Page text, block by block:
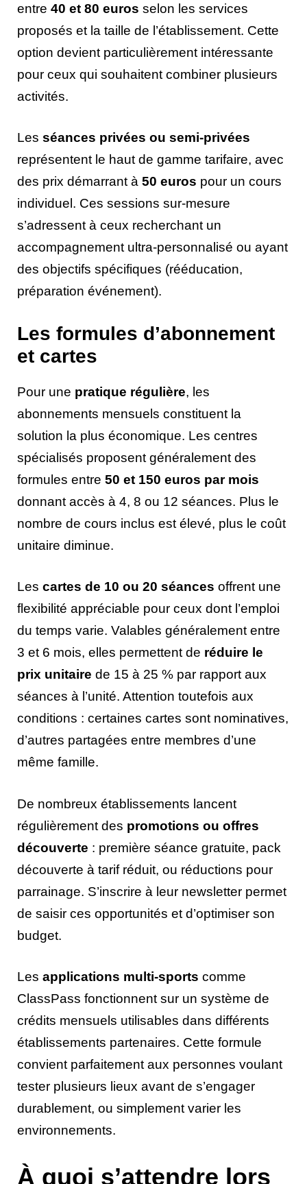
entre 40 et 80 euros selon les services
proposés et la taille de l’établissement. Cette
option devient particulièrement intéressante
pour ceux qui souhaitent combiner plusieurs
activités.
Les séances privées ou semi-privées
représentent le haut de gamme tarifaire, avec
des prix démarrant à 50 euros pour un cours
individuel. Ces sessions sur-mesure
s’adressent à ceux recherchant un
accompagnement ultra-personnalisé ou ayant
des objectifs spécifiques (rééducation,
préparation événement).
Les formules d’abonnement
et cartes
Pour une pratique régulière, les
abonnements mensuels constituent la
solution la plus économique. Les centres
spécialisés proposent généralement des
formules entre 50 et 150 euros par mois
donnant accès à 4, 8 ou 12 séances. Plus le
nombre de cours inclus est élevé, plus le coût
unitaire diminue.
Les cartes de 10 ou 20 séances offrent une
flexibilité appréciable pour ceux dont l’emploi
du temps varie. Valables généralement entre
3 et 6 mois, elles permettent de réduire le
prix unitaire de 15 à 25 % par rapport aux
séances à l’unité. Attention toutefois aux
conditions : certaines cartes sont nominatives,
d’autres partagées entre membres d’une
même famille.
De nombreux établissements lancent
régulièrement des promotions ou offres
découverte : première séance gratuite, pack
découverte à tarif réduit, ou réductions pour
parrainage. S’inscrire à leur newsletter permet
de saisir ces opportunités et d’optimiser son
budget.
Les applications multi-sports comme
ClassPass fonctionnent sur un système de
crédits mensuels utilisables dans différents
établissements partenaires. Cette formule
convient parfaitement aux personnes voulant
tester plusieurs lieux avant de s’engager
durablement, ou simplement varier les
environnements.
À quoi s’attendre lors